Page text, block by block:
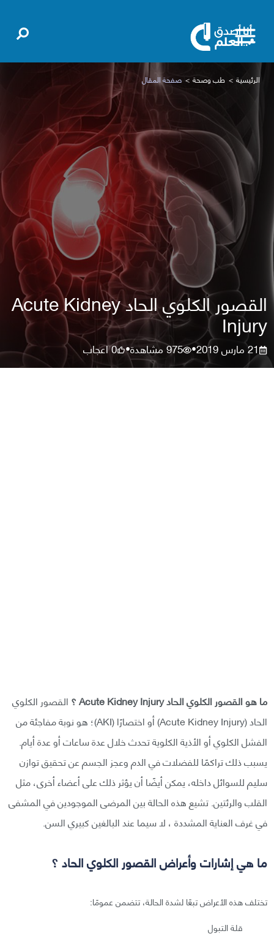
الرئيسية طب وصحة صفحة المقال
القصور الكلوي الحاد Acute Kidney
Injury
21 مارس 2019 •
975مشاهدة•
0اعجاب
ما هو القصور الكلوي الحاد Acute Kidney Injury ؟
القصور الكلوي
الحاد (Acute Kidney Injury) أو اختصارًا (AKI)؛ هو نوبة مفاجئة من
الفشل الكلوي أو الأذية الكلوية تحدث خلال عدة ساعات أو عدة أيام.
يسبب ذلك تراكمًا للفضلات في الدم وعجز الجسم عن تحقيق توازن
سليم للسوائل داخله، يمكن أيضًا أن يؤثر ذلك على أعضاء أخرى، مثل
القلب والرئتين. تشيع هذه الحالة بين المرضى الموجودين في المشفى
في غرف العناية المشددة ، لا سيما عند البالغين كبيري السن.
ما هي إشارات وأعراض القصور الكلوي الحاد ؟
تختلف هذه الأعراض تبعًا لشدة الحالة، تتضمن عمومًا:
قلة التبول